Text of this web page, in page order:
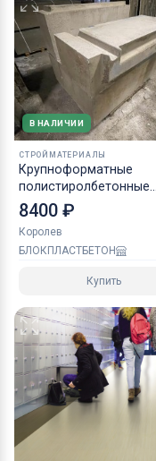
В НАЛИЧИИ
СТРОЙМАТЕРИАЛЫ
Крупноформатные
полистиролбетонные
панели
8400 ₽
Королев
БЛОКПЛАСТБЕТОН
Купить